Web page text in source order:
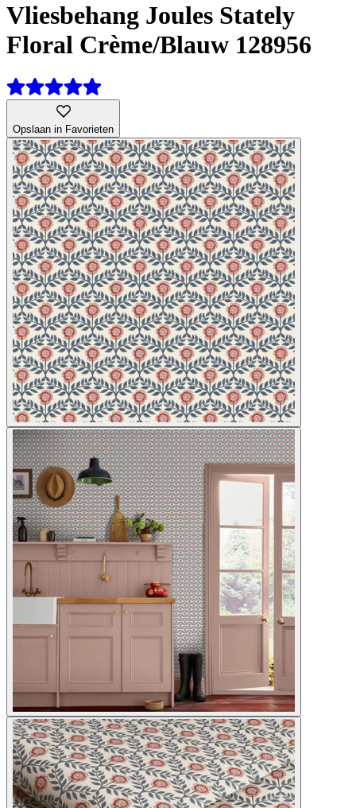
Vliesbehang Joules Stately
Floral Crème/Blauw 128956
Opslaan in Favorieten